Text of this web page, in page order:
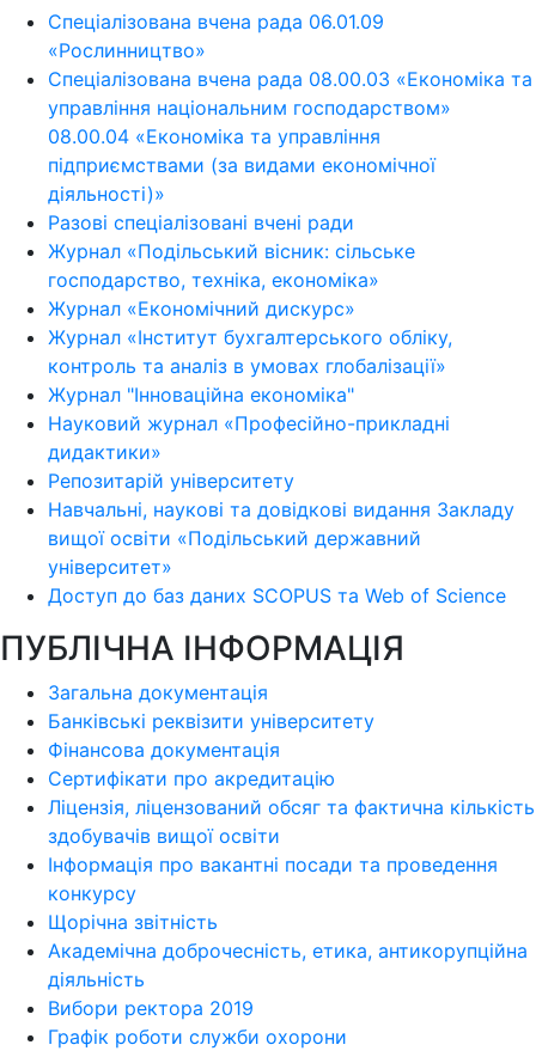
Спеціалізована вчена рада 06.01.09
«Рослинництво»
Спеціалізована вчена рада 08.00.03 «Економіка та
управління національним господарством»
08.00.04 «Економіка та управління
підприємствами (за видами економічної
діяльності)»
Разові спеціалізовані вчені ради
Журнал «Подільський вісник: сільське
господарство, техніка, економіка»
Журнал «Економічний дискурс»
Журнал «Інститут бухгалтерського обліку,
контроль та аналіз в умовах глобалізації»
Журнал "Інноваційна економіка"
Науковий журнал «Професійно-прикладні
дидактики»
Репозитарій університету
Навчальні, наукові та довідкові видання Закладу
вищої освіти «Подільський державний
університет»
Доступ до баз даних SCOPUS та Web of Science
ПУБЛІЧНА ІНФОРМАЦІЯ
Загальна документація
Банківські реквізити університету
Фінансова документація
Сертифікати про акредитацію
Ліцензія, ліцензований обсяг та фактична кількість
здобувачів вищої освіти
Інформація про вакантні посади та проведення
конкурсу
Щорічна звітність
Академічна доброчесність, етика, антикорупційна
діяльність
Вибори ректора 2019
Графік роботи служби охорони